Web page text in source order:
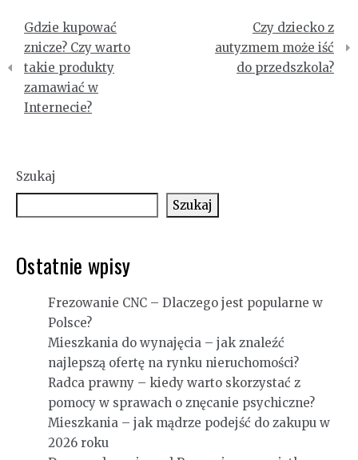
Nawigacja
wpisu
Gdzie kupować
znicze? Czy warto
takie produkty
zamawiać w
Internecie?
Czy dziecko z
autyzmem może iść
do przedszkola?
Szukaj
Szukaj
Ostatnie wpisy
Frezowanie CNC – Dlaczego jest popularne w
Polsce?
Mieszkania do wynajęcia – jak znaleźć
najlepszą ofertę na rynku nieruchomości?
Radca prawny – kiedy warto skorzystać z
pomocy w sprawach o znęcanie psychiczne?
Mieszkania – jak mądrze podejść do zakupu w
2026 roku